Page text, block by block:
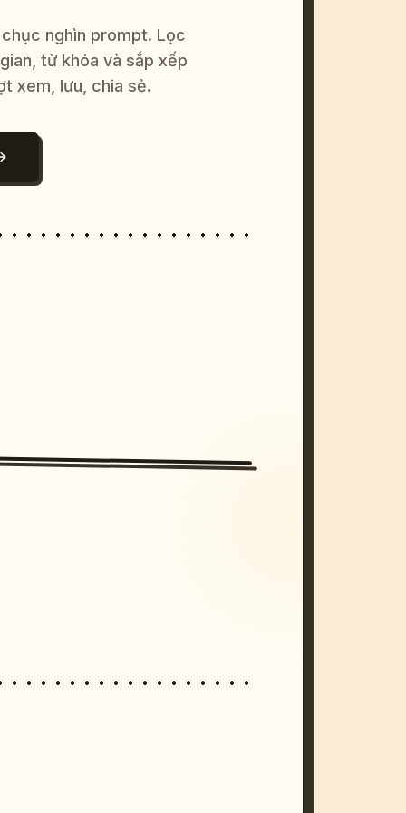
nghìn prompt. Lọc
từ khóa và sắp xếp
xem, lưu, chia sẻ.